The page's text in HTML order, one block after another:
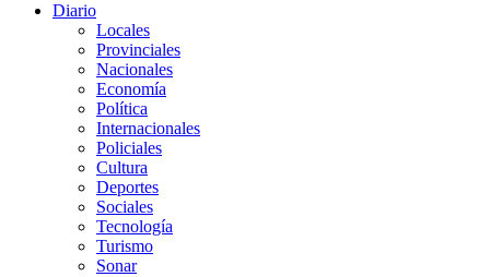
Diario
Locales
Provinciales
Nacionales
Economía
Política
Internacionales
Policiales
Cultura
Deportes
Sociales
Tecnología
Turismo
Sonar